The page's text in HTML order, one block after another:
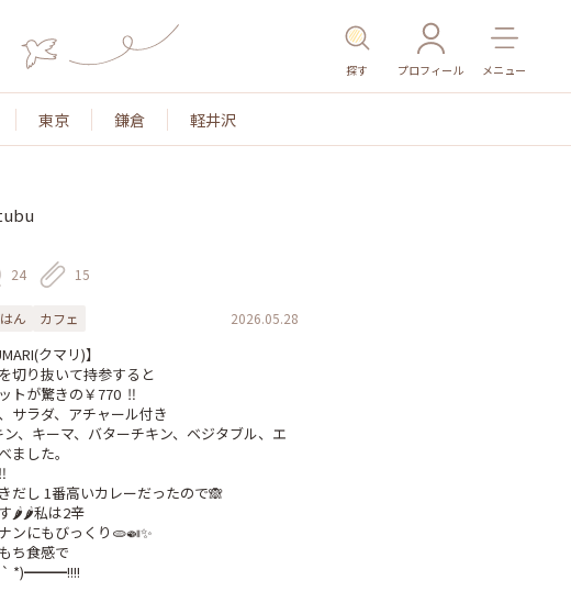
探す プロフィール メニュー
東京 鎌倉 軽井沢
24 15
ん カフェ 2026.05.28
クマリ)】
切り抜いて持参すると
トが驚きの￥770  ‼️
サラダ、アチャール付き
、キーマ、バターチキン、ベジタブル、エ
ました。
だし 1番高いカレーだったので🙈
🌶🌶私は2辛
ンにもびっくり‪🫓🍛✨️
ち食感で
*)━━━!!!!